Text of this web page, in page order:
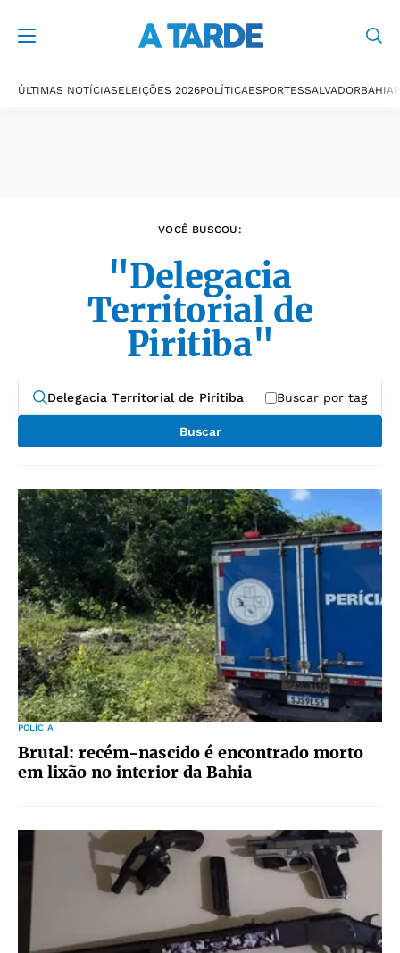
ÚLTIMAS NOTÍCIASELEIÇÕES 2026POLÍTICAESPORTESSALVADORBAHIA
VOCÊ BUSCOU:
"Delegacia
Territorial de
Piritiba"
Buscar por tag
Buscar
POLÍCIA
Brutal: recém-nascido é encontrado morto
em lixão no interior da Bahia